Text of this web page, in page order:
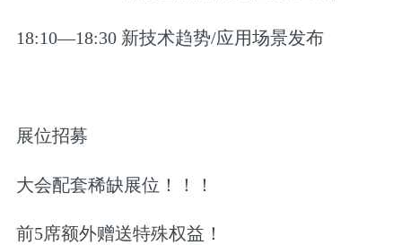
18:10—18:30 新技术趋势/应用场景发布
展位招募
大会配套稀缺展位！！！
前5席额外赠送特殊权益！